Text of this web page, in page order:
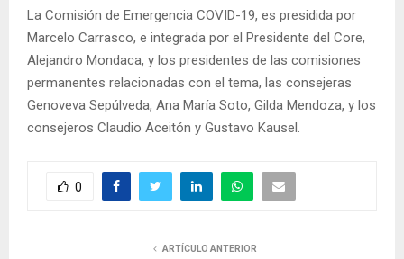
La Comisión de Emergencia COVID-19, es presidida por
Marcelo Carrasco, e integrada por el Presidente del Core,
Alejandro Mondaca, y los presidentes de las comisiones
permanentes relacionadas con el tema, las consejeras
Genoveva Sepúlveda, Ana María Soto, Gilda Mendoza, y los
consejeros Claudio Aceitón y Gustavo Kausel.
0
ARTÍCULO ANTERIOR